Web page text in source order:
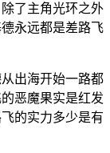
了主角光环之外
永远都是差路飞
出海开始一路都
恶魔果实是红发
的实力多少是有